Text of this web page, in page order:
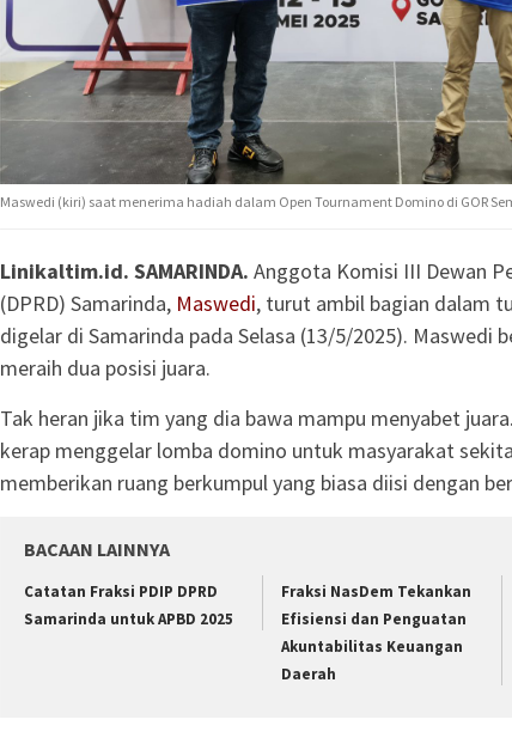
Maswedi (kiri) saat menerima hadiah dalam Open Tournament Domino di GOR
Linikaltim.id. SAMARINDA. Anggota Komisi III Dewan
(DPRD) Samarinda, Maswedi, turut ambil bagian dalam
digelar di Samarinda pada Selasa (13/5/2025). Maswedi
meraih dua posisi juara.
Tak heran jika tim yang dia bawa mampu menyabet
kerap menggelar lomba domino untuk masyarakat
memberikan ruang berkumpul yang biasa diisi dengan
BACAAN LAINNYA
Catatan Fraksi PDIP DPRD
Samarinda untuk APBD 2025
Fraksi NasDem Tekankan
Efisiensi dan Penguatan
Akuntabilitas Keuangan
Daerah